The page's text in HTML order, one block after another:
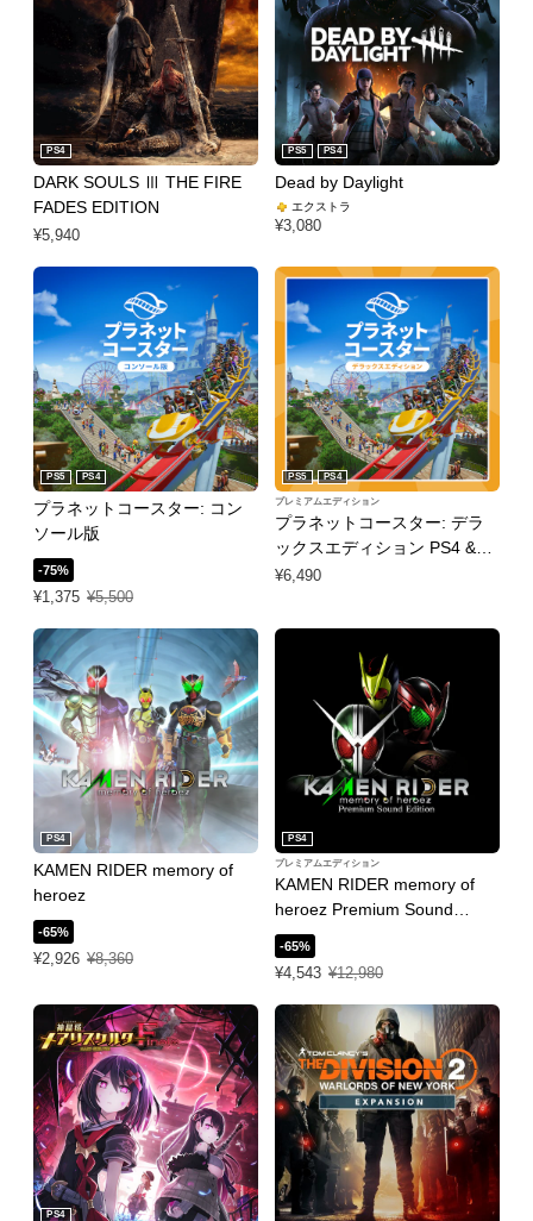
DARK SOULS Ⅲ THE FIRE
FADES EDITION
PS4
¥5,940
Dead by Daylight
PS5 PS4
エクストラ
¥3,080
プラネットコースター: コン
ソール版
PS5 PS4
-75%
¥1,375
特別価格 ¥1,375 通常価格 ¥5,500
¥5,500
プラネットコースター: デラ
ックスエディション PS4 &
PS5
PS5 PS4
プレミアムエディション
¥6,490
KAMEN RIDER memory of
heroez
PS4
-65%
¥2,926
特別価格 ¥2,926 通常価格 ¥8,360
¥8,360
KAMEN RIDER memory of
heroez Premium Sound
Edition
PS4
プレミアムエディション
-65%
¥4,543
特別価格 ¥4,543 通常価格 ¥12,980
¥12,980
PS4